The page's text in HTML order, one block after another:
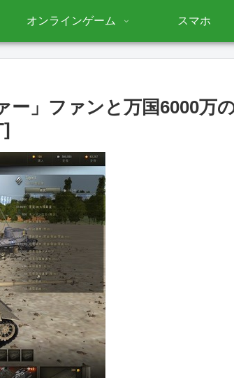
オンラインゲーム スマホ
」ファンと万国6000万の